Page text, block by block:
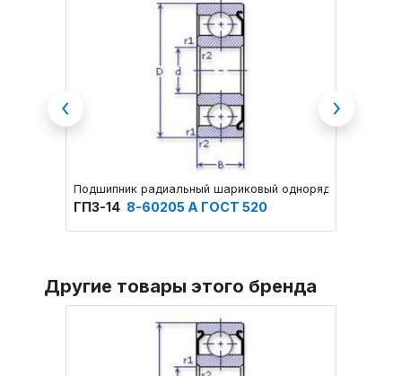
Подшипник радиальный шариковый однорядный с
ГПЗ-14 8-60205 А ГОСТ 520
Previous Next
Другие товары этого бренда